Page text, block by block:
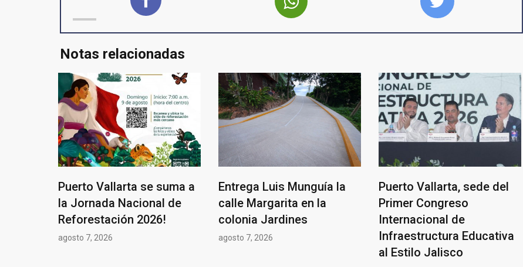
Notas relacionadas
Puerto Vallarta se suma a
la Jornada Nacional de
Reforestación 2026!
agosto 7, 2026
Entrega Luis Munguía la
calle Margarita en la
colonia Jardines
agosto 7, 2026
Puerto Vallarta, sede del
Primer Congreso
Internacional de
Infraestructura Educativa
al Estilo Jalisco